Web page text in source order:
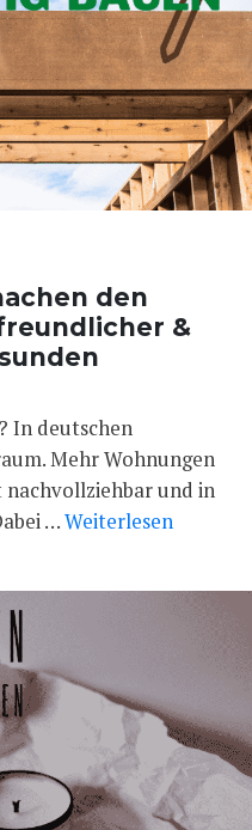
den
&
In deutschen
Mehr Wohnungen
nachvollziehbar und in
…Weiterlesen